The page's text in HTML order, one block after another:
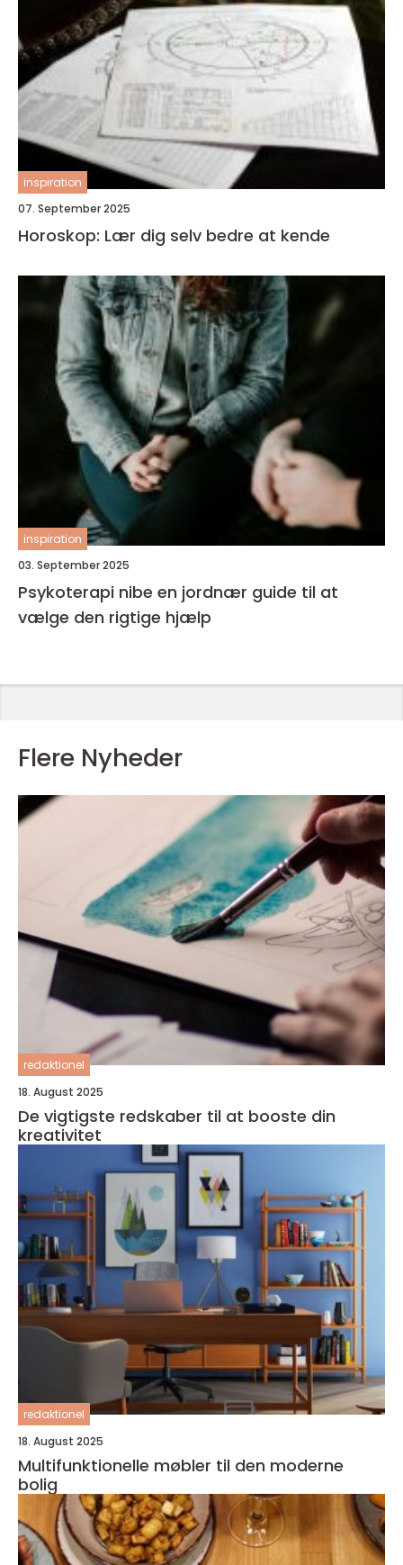
inspiration
07. September 2025
Horoskop: Lær dig selv bedre at kende
inspiration
03. September 2025
Psykoterapi nibe en jordnær guide til at
vælge den rigtige hjælp
Flere Nyheder
redaktionel
18. August 2025
De vigtigste redskaber til at booste din
kreativitet
redaktionel
18. August 2025
Multifunktionelle møbler til den moderne
bolig